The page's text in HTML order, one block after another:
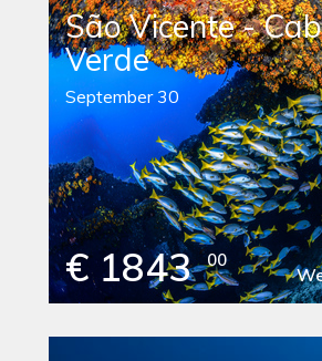
São Vicente -
Verde
September 30
€ 1843 00